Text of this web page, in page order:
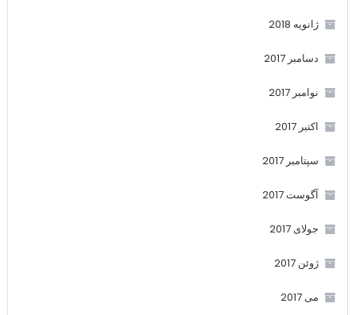
ژانویه 2018
دسامبر 2017
نوامبر 2017
اکتبر 2017
سپتامبر 2017
آگوست 2017
جولای 2017
ژوئن 2017
می 2017